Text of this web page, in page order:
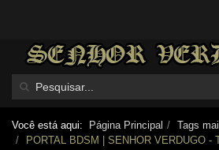
Você está aqui: Página Principal
Tags
PORTAL BDSM | SENHOR VERDUGO -